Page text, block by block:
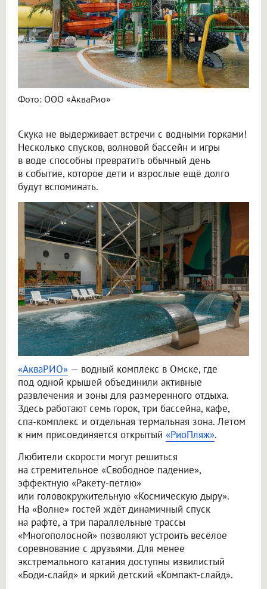
Фото: ООО «АкваРио»
Скука не выдерживает встречи с водными горками!
Несколько спусков, волновой бассейн и игры
в воде способны превратить обычный день
в событие, которое дети и взрослые ещё долго
будут вспоминать.
«АкваРИО» — водный комплекс в Омске, где
под одной крышей объединили активные
развлечения и зоны для размеренного отдыха.
Здесь работают семь горок, три бассейна, кафе,
спа-комплекс и отдельная термальная зона. Летом
к ним присоединяется открытый «РиоПляж».
Любители скорости могут решиться
на стремительное «Свободное падение»,
эффектную «Ракету-петлю»
или головокружительную «Космическую дыру».
На «Волне» гостей ждёт динамичный спуск
на рафте, а три параллельные трассы
«Многополосной» позволяют устроить весёлое
соревнование с друзьями. Для менее
экстремального катания доступны извилистый
«Боди-слайд» и яркий детский «Компакт-слайд».